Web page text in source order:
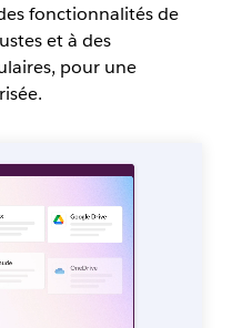
fonctionnalités de
et à des
pour une